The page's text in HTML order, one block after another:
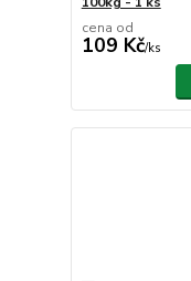
cena od
109 Kč/ks